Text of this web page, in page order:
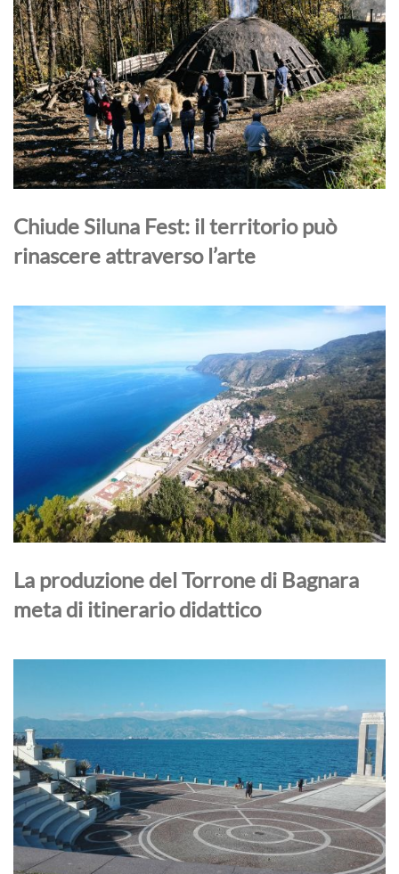
Chiude Siluna Fest: il territorio può
rinascere attraverso l’arte
La produzione del Torrone di Bagnara
meta di itinerario didattico